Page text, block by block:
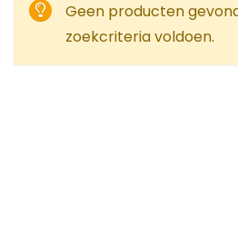
Geen producten
zoekcriteria voldoen.